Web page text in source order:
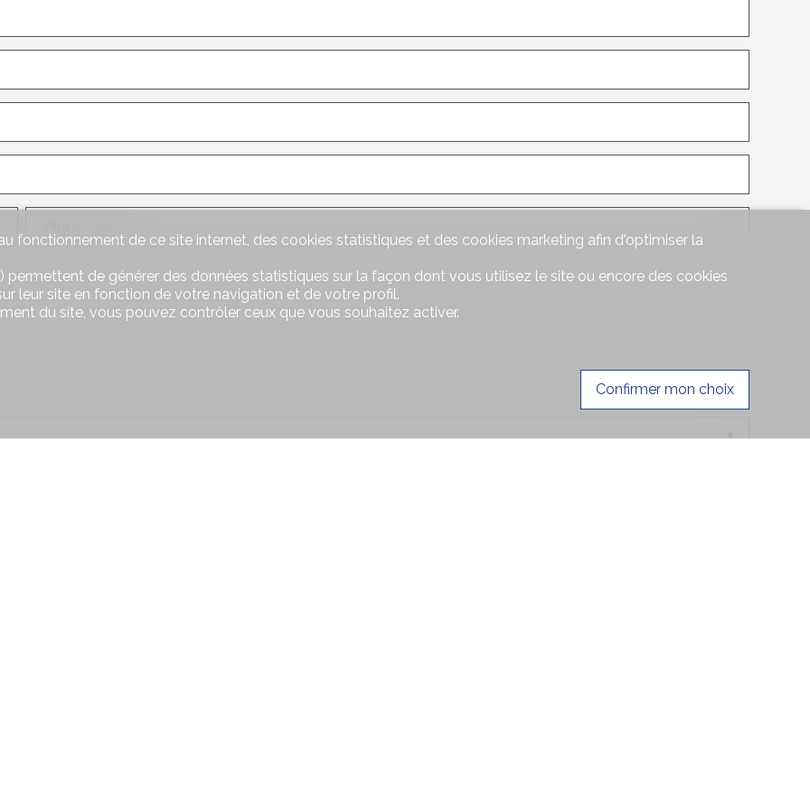
fonctionnement de ce site internet, des cookies statistiques et des cookies marketing afin d'optimiser la
permettent de générer des données statistiques sur la façon dont vous utilisez le site ou encore des cookies
leur site en fonction de votre navigation et de votre profil.
du site, vous pouvez contrôler ceux que vous souhaitez activer.
Confirmer mon choix